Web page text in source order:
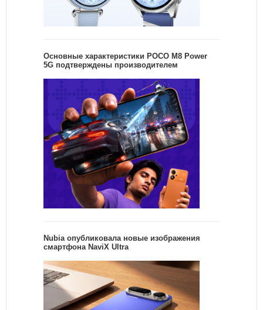
Основные характеристики POCO M8 Power
5G подтверждены производителем
Nubia опубликовала новые изображения
смартфона NaviX Ultra